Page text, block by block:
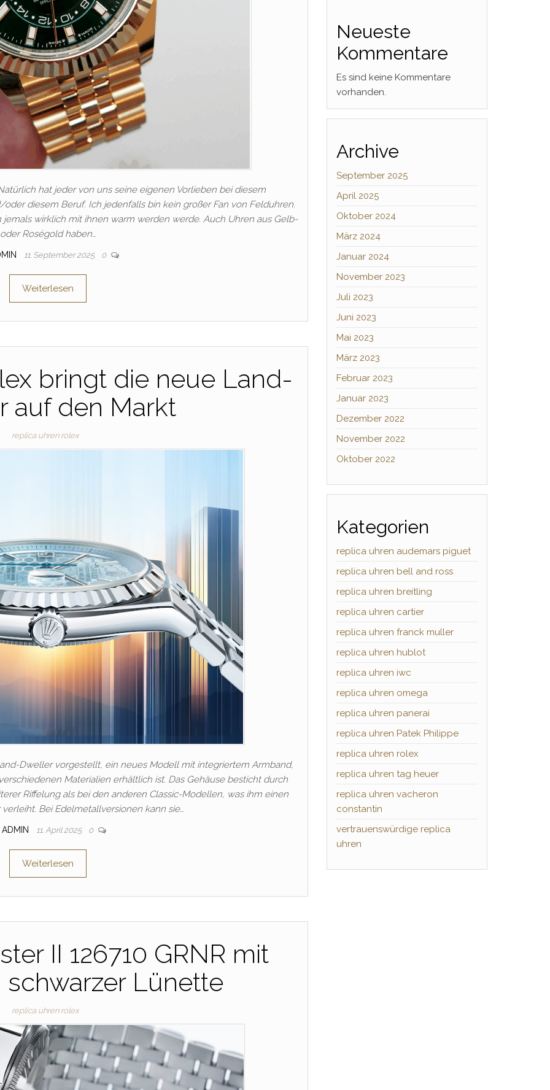
hat jeder von uns seine eigenen Vorlieben bei diesem
diesem Beruf. Ich jedenfalls bin kein großer Fan von Felduhren.
wirklich mit ihnen warm werden werde. Auch Uhren aus Gelb-
oder Roségold haben…
11. September 2025 0
Weiterlesen
bringt die neue Land-
auf den Markt
replica uhren rolex
Dweller vorgestellt, ein neues Modell mit integriertem Armband,
Materialien erhältlich ist. Das Gehäuse besticht durch
Riffelung als bei den anderen Classic-Modellen, was ihm einen
Bei Edelmetallversionen kann sie…
ADMIN 11. April 2025 0
Weiterlesen
II 126710 GRNR mit
Lünette
replica uhren rolex
Neueste
Kommentare
Es sind keine Kommentare
vorhanden.
Archive
September 2025
April 2025
Oktober 2024
März 2024
Januar 2024
November 2023
Juli 2023
Juni 2023
Mai 2023
März 2023
Februar 2023
Januar 2023
Dezember 2022
November 2022
Oktober 2022
Kategorien
replica uhren audemars piguet
replica uhren bell and ross
replica uhren breitling
replica uhren cartier
replica uhren franck muller
replica uhren hublot
replica uhren iwc
replica uhren omega
replica uhren panerai
replica uhren Patek Philippe
replica uhren rolex
replica uhren tag heuer
replica uhren vacheron
constantin
vertrauenswürdige replica
uhren